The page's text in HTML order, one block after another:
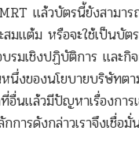
แล้วบัตรนี้ยังสามา
มแต้ม หรือจะใช้เป็นบั
มเชิงปฏิบัติการ และกิ
งของนโยบายบริษัท
นแล้วมีปัญหาเรื่องกา
การดังกล่าวเราจึงเชื่